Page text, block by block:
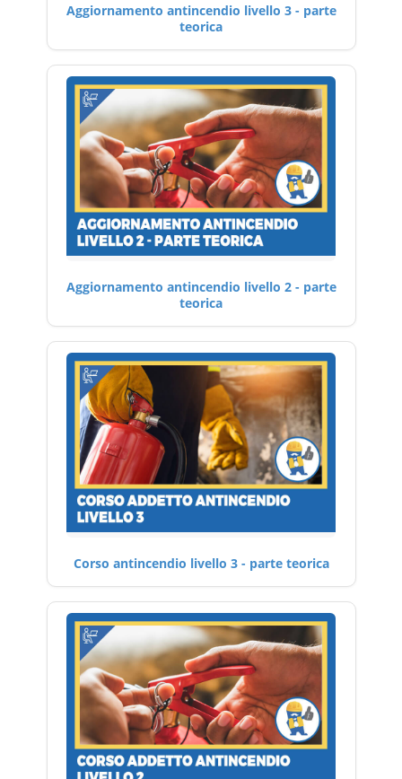
Aggiornamento antincendio livello 3 - parte
teorica
Aggiornamento antincendio livello 2 - parte
teorica
Corso antincendio livello 3 - parte teorica